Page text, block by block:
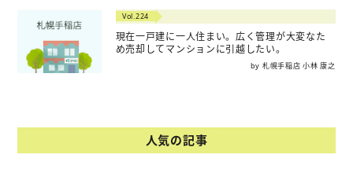
Vol.224
現在一戸建に一人住まい。広く管理が大変なた
め売却してマンションに引越したい。
by 札幌手稲店 小林 康之
人気の記事